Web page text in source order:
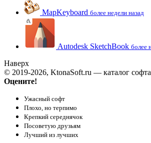
MapKeyboard более недели назад
Autodesk SketchBook более
Наверх
© 2019-2026, KtonaSoft.ru — каталог
Оцените!
Ужасный софт
Плохо, но терпимо
Крепкий середнячок
Посоветую друзьям
Лучший из лучших